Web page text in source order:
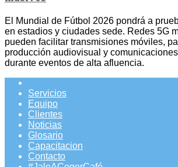
El Mundial de Fútbol 2026 pondrá a
en estadios y ciudades sede. Redes 5G
pueden facilitar transmisiones móviles,
producción audiovisual y
durante eventos de alta afluencia.
Servicios
Equipo
Clientes
Noticias
Glosario
Capacitacion
Contacto